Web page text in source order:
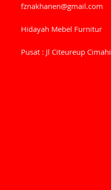
fznakhanen@gmail.com
Hidayah Mebel Furnitur
Pusat : Jl Citeureup Cimahi